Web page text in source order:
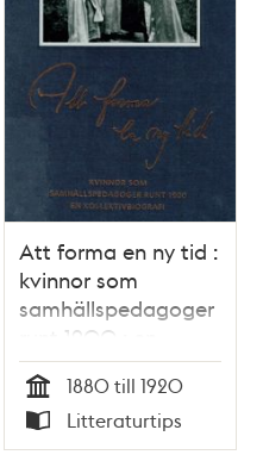
Att forma en ny tid :
kvinnor som
samhällspedagoger
runt 1900 : en
kollektivbiografi /
Boel Englund (red)
Tid
1880 till 1920
Typ
Litteraturtips